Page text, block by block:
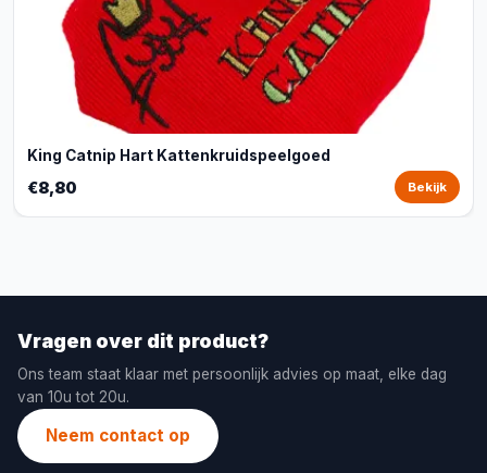
King Catnip Hart Kattenkruidspeelgoed
€8,80 Bekijk
Vragen over dit product?
Ons team staat klaar met persoonlijk advies op maat, elke dag
van 10u tot 20u.
Neem contact op